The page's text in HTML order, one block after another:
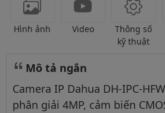
Hình ảnh Video
Thông số
kỹ thuật
Mô tả ngắn
Camera IP Dahua DH-IPC-
phân giải 4MP, cảm biến